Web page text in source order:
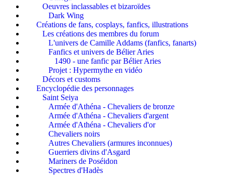
Oeuvres inclassables et bizaroïdes
Dark Wing
Créations de fans, cosplays, fanfics, illustrations
Les créations des membres du forum
L'univers de Camille Addams (fanfics, fanarts)
Fanfics et univers de Bélier Aries
1490 - une fanfic par Bélier Aries
Projet : Hypermythe en vidéo
Décors et customs
Encyclopédie des personnages
Saint Seiya
Armée d'Athéna - Chevaliers de bronze
Armée d'Athéna - Chevaliers d'argent
Armée d'Athéna - Chevaliers d'or
Chevaliers noirs
Autres Chevaliers (armures inconnues)
Guerriers divins d'Asgard
Mariners de Poséidon
Spectres d'Hadès